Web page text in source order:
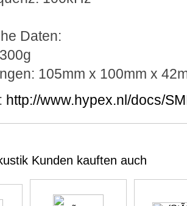
Daten:
105mm x 100mm x
http://www.hypex.nl/docs/
Kunden kauften auch